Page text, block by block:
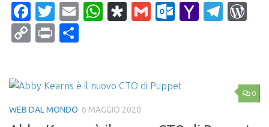
Facebook
Twitter
EmailWhatsApp
Diaspora
Gmail Yahoo
CopyPrint
0
WEB DAL MONDO 6 MAGGIO 2020